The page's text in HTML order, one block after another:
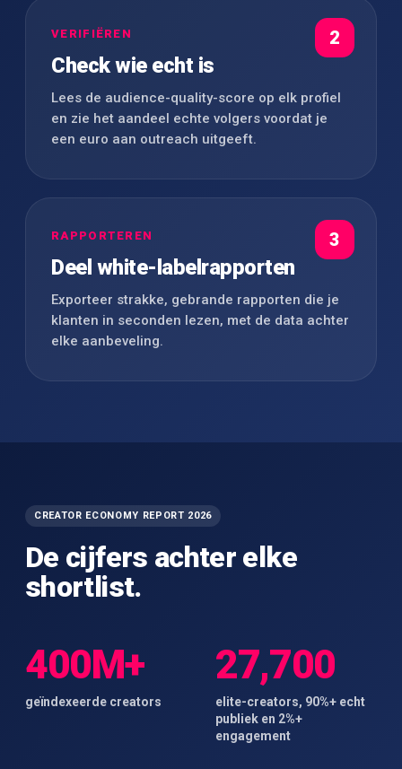
2
VERIFIËREN
Check wie echt is
Lees de audience-quality-score op elk profiel
en zie het aandeel echte volgers voordat je
een euro aan outreach uitgeeft.
3
RAPPORTEREN
Deel white-labelrapporten
Exporteer strakke, gebrande rapporten die je
klanten in seconden lezen, met de data achter
elke aanbeveling.
CREATOR ECONOMY REPORT 2026
De cijfers achter elke
shortlist.
400M+
geïndexeerde creators
27,700
elite-creators, 90%+ echt
publiek en 2%+
engagement